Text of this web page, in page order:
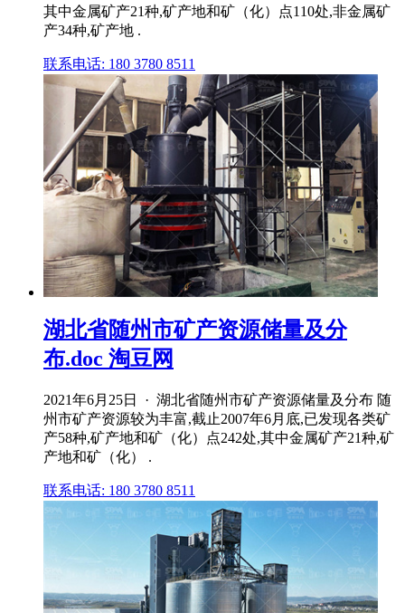
其中金属矿产21种,矿产地和矿（化）点110处,非金属矿
产34种,矿产地 .
联系电话: 180 3780 8511
湖北省随州市矿产资源储量及分
布.doc 淘豆网
2021年6月25日 · 湖北省随州市矿产资源储量及分布 随
州市矿产资源较为丰富,截止2007年6月底,已发现各类矿
产58种,矿产地和矿（化）点242处,其中金属矿产21种,矿
产地和矿（化） .
联系电话: 180 3780 8511